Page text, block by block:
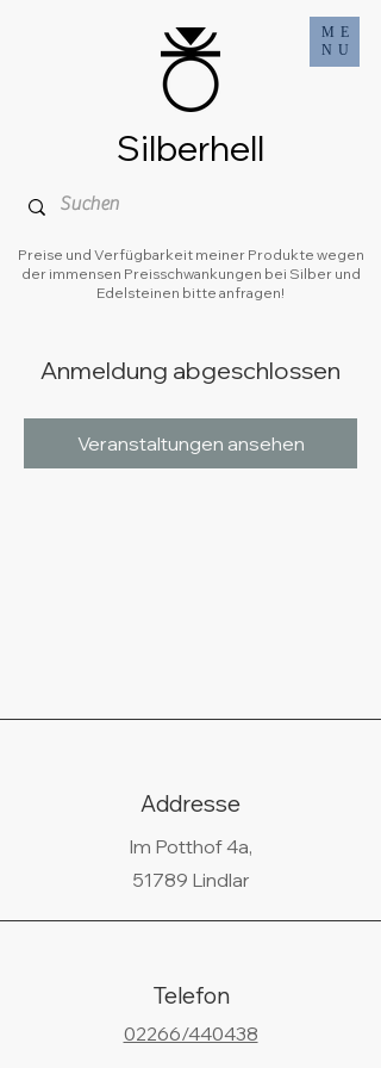
ME
NU
Preise und Verfügbarkeit meiner Produkte wegen
der immensen Preisschwankungen bei Silber und
Edelsteinen bitte anfragen!
Silberhell
Anmeldung abgeschlossen
Veranstaltungen ansehen
Addresse
Im Potthof 4a,
51789 Lindlar
Telefon
02266/440438